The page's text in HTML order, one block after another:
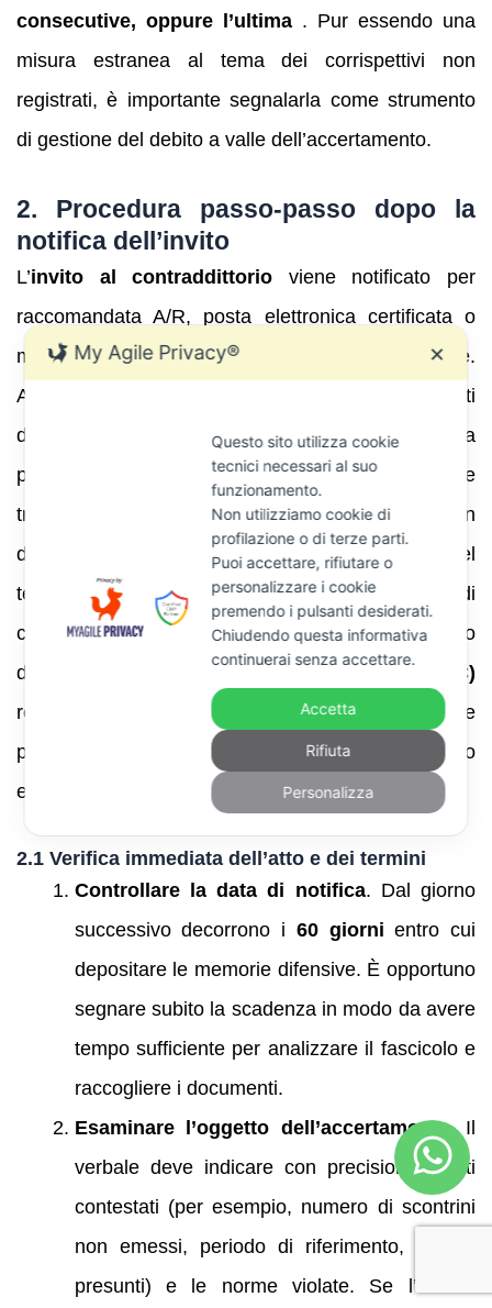
consecutive, oppure l’ultima . Pur essendo una
misura estranea al tema dei corrispettivi non
registrati, è importante segnalarla come strumento
di gestione del debito a valle dell’accertamento.
2. Procedura passo‑passo dopo la
notifica dell’invito
L’invito al contraddittorio viene notificato per
raccomandata A/R, posta elettronica certificata o
mediante consegna a mani del messo comunale.
All’interno troverai l’indicazione dei dati
dell’operazione, del periodo di riferimento, della
presunta violazione (omessa memorizzazione e
trasmissione dei corrispettivi, omissione dei ricavi in
dichiarazione, ecc.), delle norme violate e del
termine per presentare le osservazioni. Nei casi di
corrispettivi telematici, l’invito può essere preceduto
da un
processo verbale di constatazione (PVC)
redatto dalla Guardia di Finanza. Vediamo come
procedere, passo per passo, per difendersi in modo
efficace.
2.1 Verifica immediata dell’atto e dei termini
Controllare la data di notifica. Dal giorno
successivo decorrono i 60 giorni entro cui
depositare le memorie difensive. È opportuno
segnare subito la scadenza in modo da avere
tempo sufficiente per analizzare il fascicolo e
raccogliere i documenti.
Esaminare l’oggetto dell’accertamento. Il
verbale deve indicare con precisione i fatti
contestati (per esempio, numero di scontrini
non emessi, periodo di riferimento, importi
presunti) e le norme violate. Se l’atto è
My Agile Privacy® ✕
Questo sito utilizza cookie
tecnici necessari al suo
funzionamento.
Non utilizziamo cookie di
profilazione o di terze parti.
Puoi accettare, rifiutare o
personalizzare i cookie
premendo i pulsanti desiderati.
Chiudendo questa informativa
continuerai senza accettare.
Accetta
Rifiuta
Personalizza